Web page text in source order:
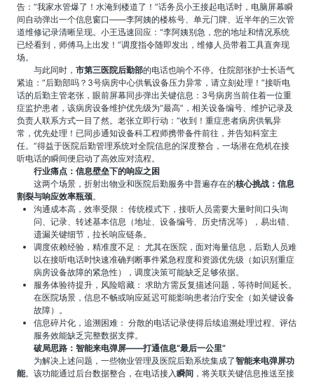
告：“我家水管爆了！水淹到楼道了！”话务员小王接起电话时，电脑屏幕瞬
间自动弹出一个信息窗口——李阿姨的楼栋号、单元门牌、近半年的三次管
道维修记录清晰呈现。小王迅速回应：“李阿姨别急，您的地址和情况系统
已经看到，师傅马上出发！”调度指令随即发出，维修人员带着工具直奔现
场。
与此同时， 市第三医院后勤部的电话也响个不停。住院部张护士长语气
紧迫：“后勤部吗？3号病房中心供氧设备压力异常，请立刻处理！”接听电
话的后勤主管老张，眼前屏幕同步弹出关键信息：3号病房当前住着一位重
症监护患者，该病房设备维护优先级为“最高”，相关设备编号、维护记录及
负责人联系方式一目了然。老张立即行动：“收到！重症患者病房供氧异
常，优先处理！已同步通知设备科工程师携带备件前往，并告知科室主
任。”得益于医院后勤管理系统对全院信息的深度整合，一场潜在危机在接
听电话的瞬间便启动了高效应对流程。
行业痛点：信息壁垒下的响应之困
这两个场景，折射出物业和医院后勤服务中普遍存在的核心挑战：信息
割裂与响应效率瓶颈。
沟通成本高，效率受限： 传统模式下，接听人员需要大量时间口头询
问、记录、转述基本信息（地址、设备编号、历史情况等），易出错、
遗漏关键细节，拉长响应链条。
调度依赖经验，精准度不足： 尤其在医院，面对海量信息，后勤人员难
以在接听电话时快速准确判断事件紧急程度和资源优先级（如识别重症
病房设备故障的紧急性），调度决策可能缺乏足够依据。
服务体验待提升，风险暗藏： 求助方需反复描述问题，等待时间延长。
在医院场景，信息不畅或响应延迟可能影响患者治疗安全（如关键设备
故障）。
信息碎片化，追溯困难： 分散的电话记录使得后续追溯处理过程、评估
服务效能缺乏完整数据支撑。
破局思路：智能来电弹屏——打通信息“最后一公里”
为解决上述问题，一些物业管理及医院后勤系统集成了智能来电弹屏功
能。该功能通过后台数据整合，在电话接入瞬间 ，将关联关键信息推送至接